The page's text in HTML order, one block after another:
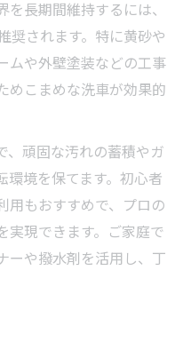
長期間維持するには、
奨されます。特に黄砂や
ムや外壁塗装などの工事
めこまめな洗車が効果的
、頑固な汚れの蓄積やガ
環境を保てます。初心者
用もおすすめで、プロの
実現できます。ご家庭で
ーや撥水剤を活用し、丁